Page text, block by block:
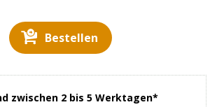
Bestellen
zwischen 2 bis 5 Werktagen*